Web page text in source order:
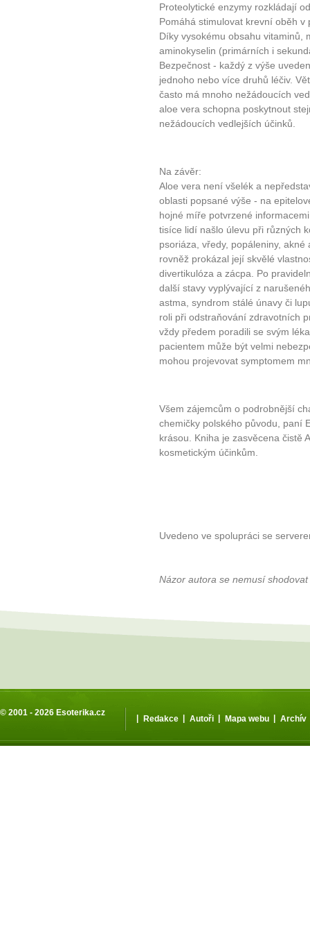
Proteolytické enzymy rozkládají
Pomáhá stimulovat krevní oběh
Díky vysokému obsahu vitaminů,
aminokyselin (primárních i
Bezpečnost - každý z výše
jednoho nebo více druhů léčiv.
často má mnoho nežádoucích
aloe vera schopna poskytnout
nežádoucích vedlejších účinků.
Na závěr:
Aloe vera není všelék a
oblasti popsané výše - na
hojné míře potvrzené
tisíce lidí našlo úlevu při různých
psoriáza, vředy, popáleniny,
rovněž prokázal její skvělé
divertikulóza a zácpa. Po
další stavy vyplývající z
astma, syndrom stálé únavy či
roli při odstraňování zdravotních
vždy předem poradili se svým
pacientem může být velmi
mohou projevovat symptomem
Všem zájemcům o podrobnější
chemičky polského původu, paní
krásou. Kniha je zasvěcena čistě
kosmetickým účinkům.
Uvedeno ve spolupráci se
Názor autora se nemusí
© 2001 - 2026 Esoterika.cz
| Redakce | Autoři | Mapa webu | Archív